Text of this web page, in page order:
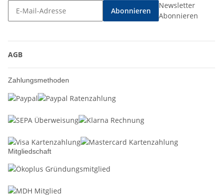
Abonnieren
Newsletter
Abonnieren
AGB
Zahlungsmethoden
Mitgliedschaft